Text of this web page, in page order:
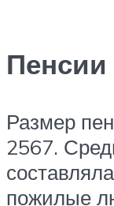
Пенсии
Размер
2567.
пожилые